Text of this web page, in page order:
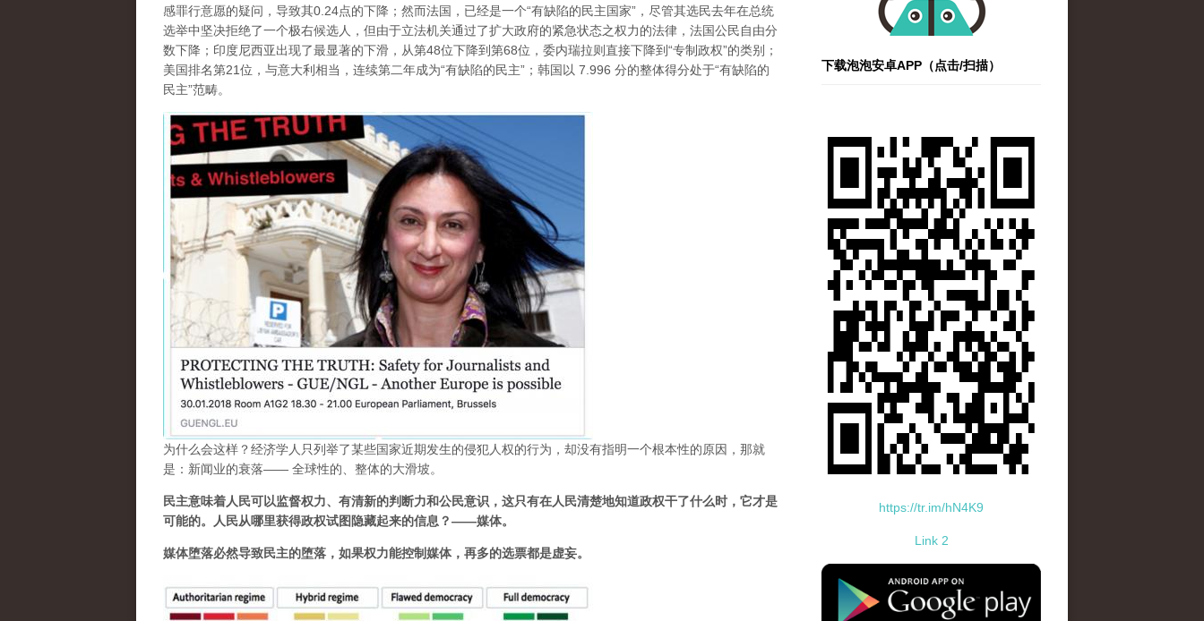
感罪行意愿的疑问，导致其0.24点的下降；然而法国，已经是一个“有缺陷的民主国家”，尽管其选民去年在总统
选举中坚决拒绝了一个极右候选人，但由于立法机关通过了扩大政府的紧急状态之权力的法律，法国公民自由分
数下降；印度尼西亚出现了最显著的下滑，从第48位下降到第68位，委内瑞拉则直接下降到“专制政权”的类别；
美国排名第21位，与意大利相当，连续第二年成为“有缺陷的民主”；韩国以 7.996 分的整体得分处于“有缺陷的
民主”范畴。
为什么会这样？经济学人只列举了某些国家近期发生的侵犯人权的行为，却没有指明一个根本性的原因，那就
是：新闻业的衰落—— 全球性的、整体的大滑坡。
民主意味着人民可以监督权力、有清新的判断力和公民意识，这只有在人民清楚地知道政权干了什么时，它才是
可能的。人民从哪里获得政权试图隐藏起来的信息？——媒体。
媒体堕落必然导致民主的堕落，如果权力能控制媒体，再多的选票都是虚妄。
下载泡泡安卓APP（点击/扫描）
https://tr.im/hN4K9
Link 2
standard-icon-googleplay-app-store.png